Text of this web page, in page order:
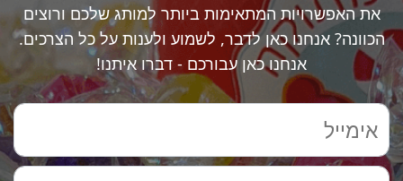
את האפשרויות המתאימות ביותר למותג שלכם ורוצים
הכוונה? אנחנו כאן לדבר, לשמוע ולענות על כל הצרכים.
אנחנו כאן עבורכם - דברו איתנו!